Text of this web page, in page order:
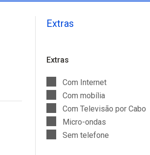
Extras
Extras
Com Internet
Com mobília
Com Televisão por Cabo
Micro-ondas
Sem telefone